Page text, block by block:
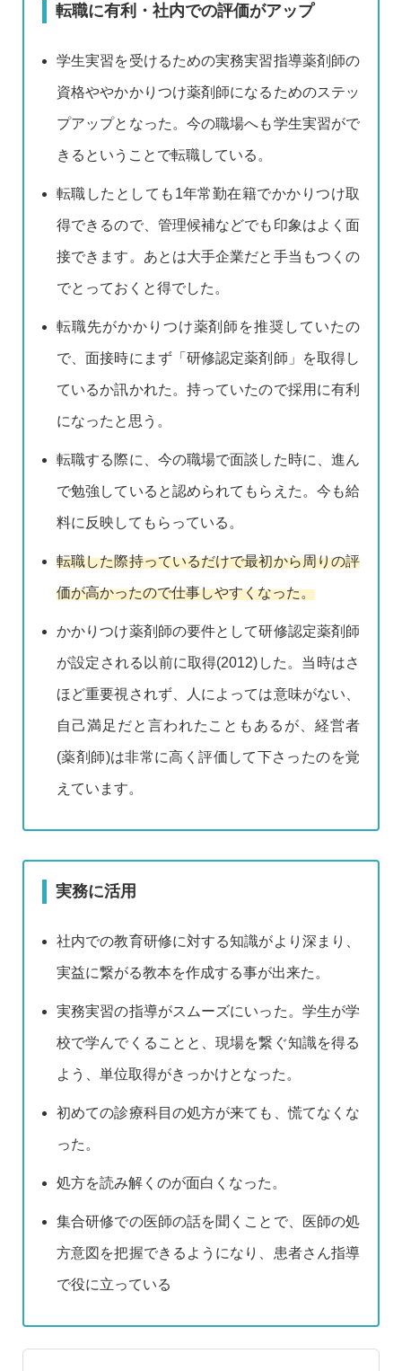
転職に有利・社内での評価がアップ
学生実習を受けるための実務実習指導薬剤師の
資格ややかかりつけ薬剤師になるためのステッ
プアップとなった。今の職場へも学生実習がで
きるということで転職している。
転職したとしても1年常勤在籍でかかりつけ取
得できるので、管理候補などでも印象はよく面
接できます。あとは大手企業だと手当もつくの
でとっておくと得でした。
転職先がかかりつけ薬剤師を推奨していたの
で、面接時にまず「研修認定薬剤師」を取得し
ているか訊かれた。持っていたので採用に有利
になったと思う。
転職する際に、今の職場で面談した時に、進ん
で勉強していると認められてもらえた。今も給
料に反映してもらっている。
転職した際持っているだけで最初から周りの評
価が高かったので仕事しやすくなった。
かかりつけ薬剤師の要件として研修認定薬剤師
が設定される以前に取得(2012)した。当時はさ
ほど重要視されず、人によっては意味がない、
自己満足だと言われたこともあるが、経営者
(薬剤師)は非常に高く評価して下さったのを覚
えています。
実務に活用
社内での教育研修に対する知識がより深まり、
実益に繋がる教本を作成する事が出来た。
実務実習の指導がスムーズにいった。学生が学
校で学んでくることと、現場を繋ぐ知識を得る
よう、単位取得がきっかけとなった。
初めての診療科目の処方が来ても、慌てなくな
った。
処方を読み解くのが面白くなった。
集合研修での医師の話を聞くことで、医師の処
方意図を把握できるようになり、患者さん指導
で役に立っている